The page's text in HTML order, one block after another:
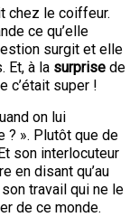
chez le coiffeur.
ce qu’elle
surgit et elle
Et, à la surprise de
c’était super !
on lui
? ». Plutôt que de
son interlocuteur
en disant qu’au
travail qui ne le
de ce monde.